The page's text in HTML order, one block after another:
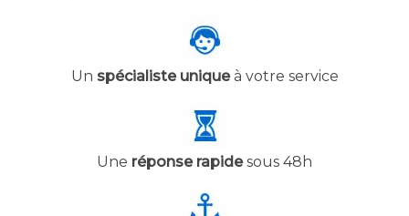
Un spécialiste uniqueà votre service
Une réponse rapidesous 48h